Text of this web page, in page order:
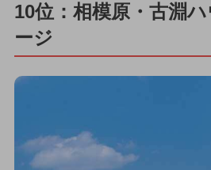
10位：相模原・古淵
ージ